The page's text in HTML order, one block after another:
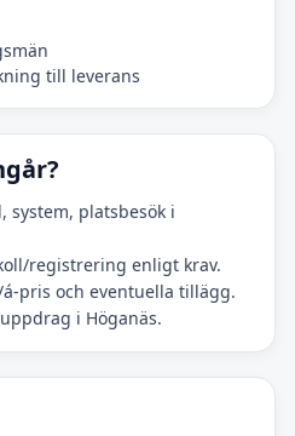
till leverans
system, platsbesök i
registrering enligt krav.
pris och eventuella tillägg.
i Höganäs.